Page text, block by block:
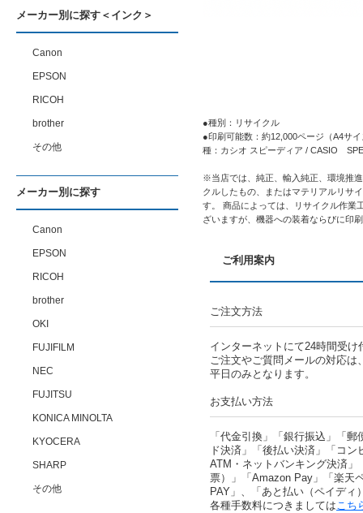
●種別：リサイクル
●印刷可能数：約12,000ページ（A4サ
種：カシオ スピーディア / CASIO
※当店では、純正、輸入純正、環境推
クルしたもの、またはマテリアルリサ
す。 商品によっては、リサイクル作業
ざいますが、機器への装着ならびに印
ご利用案内
ご注文方法
インターネットにて24時間受け
ご注文やご質問メールの対応は
平日のみとなります。
お支払い方法
「代金引換」「銀行振込」「
ド決済」「後払い決済」「コ
ATM・ネットバンキング決済」
票）」「Amazon Pay」「楽天
PAY」、「あと払い（ペイディ
各種手数料につきましてはこち
メーカー別に探す＜インク＞
Canon
EPSON
RICOH
brother
その他
メーカー別に探す
Canon
EPSON
RICOH
brother
OKI
FUJIFILM
NEC
FUJITSU
KONICA MINOLTA
KYOCERA
SHARP
その他